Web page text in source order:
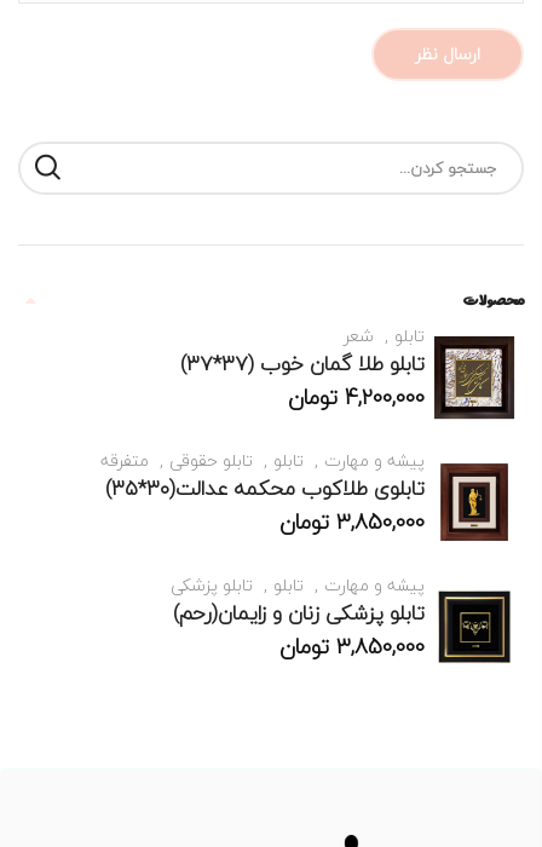
محصولات
تابلو شعر
تابلو طلا گمان خوب (۳۷*۳۷)
4,200,000تومان
پیشه و مهارت تابلو تابلو حقوقی متفرقه
تابلوی طلاکوب محکمه عدالت(۳۰*۳۵)
3,850,000تومان
پیشه و مهارت تابلو تابلو پزشکی
تابلو پزشکی زنان و زایمان(رحم)
3,850,000تومان